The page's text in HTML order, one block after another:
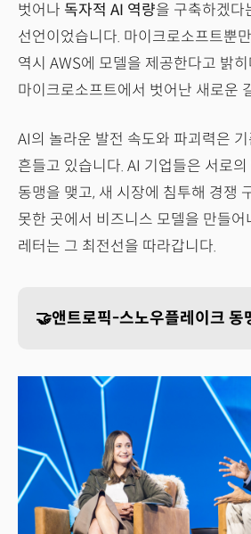
벗어나 독자적 AI 역량을 구축하겠다
선언이었습니다. 마이크로소프트뿐
역시 AWS에 모델을 제공한다고 밝히
마이크로소프트에서 벗어난 새로운
AI의 놀라운 발전 속도와 파괴력은
흔들고 있습니다. AI 기업들은 서로
동맹을 맺고, 새 시장에 침투해 경쟁
못한 곳에서 비즈니스 모델을 만들어
레터는 그 최전선을 따라갑니다.
🤝앤트로픽-스노우플레이크 동